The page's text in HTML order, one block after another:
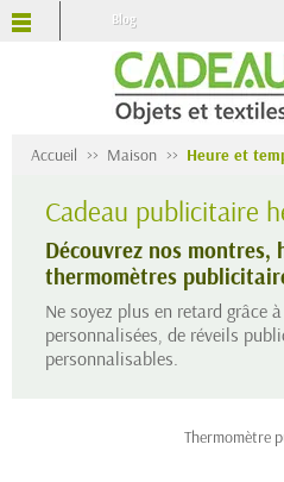
Blog
Accueil Maison Heure et
Cadeau publicitaire
Découvrez nos montres,
thermomètres
Ne soyez plus en retard grâce
personnalisées, de réveils
personnalisables.
Thermomètre